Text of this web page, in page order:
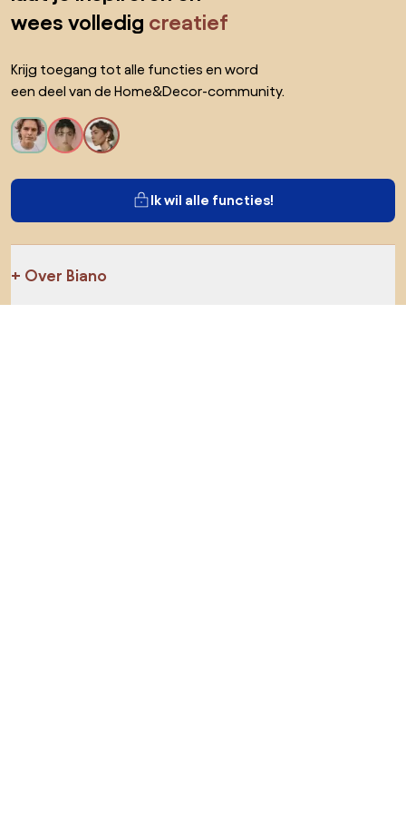
wees volledig creatief
Krijg toegang tot alle functies en word
een deel van de Home&Decor-community.
Ik wil alle functies!
Over Biano